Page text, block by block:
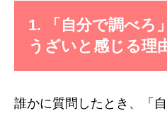
1. 「自分で調べろ
うざいと感じる理
誰かに質問したとき、「